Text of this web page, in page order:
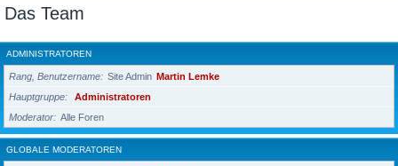
h
e
Das Team
ADMINISTRATOREN
Rang, Benutzername Site Admin Martin Lemke
Hauptgruppe
Administratoren
Moderator
Alle Foren
GLOBALE MODERATOREN